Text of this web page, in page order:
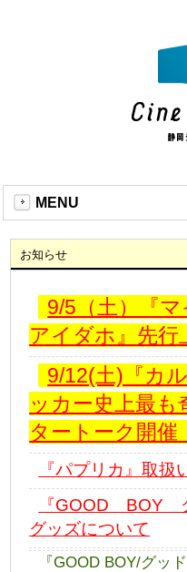
MENU
お知らせ
9/5（土）『
アイダホ』先行
9/12(土)『カ
ッカー史上最も
タートーク開催
『パプリカ』取扱
『GOOD BOY
グッズについて
『GOOD BOY/グッ